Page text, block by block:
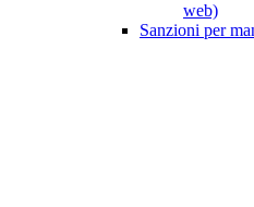
web)
Sanzioni per